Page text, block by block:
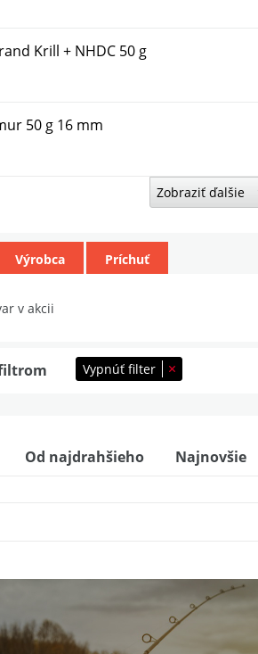
Krill + NHDC 50 g
50 g 16 mm
Butter + NHDC 65 g
+ NHDC 50 g
Zobraziť ďalšie
v akcii
Výrobca Príchuť
Vypnúť filter
Od najdrahšieho Najnovšie